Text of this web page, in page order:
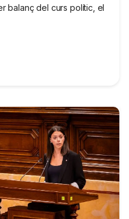
balanç del curs polític, el